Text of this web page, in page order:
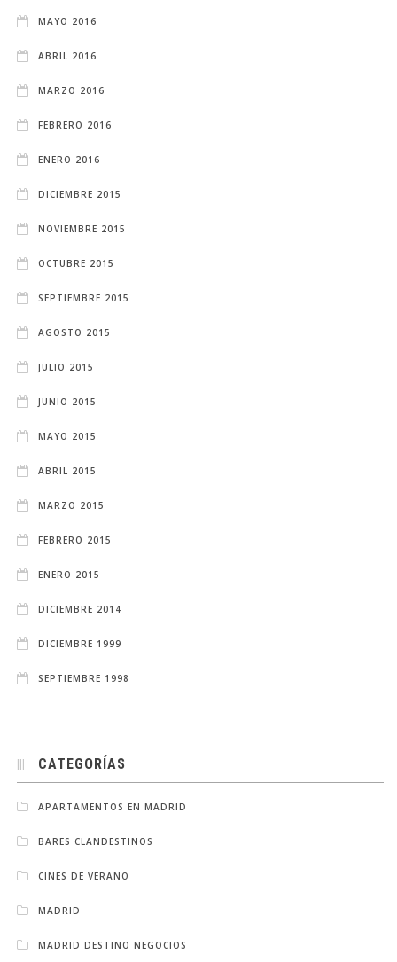
MAYO 2016
ABRIL 2016
MARZO 2016
FEBRERO 2016
ENERO 2016
DICIEMBRE 2015
NOVIEMBRE 2015
OCTUBRE 2015
SEPTIEMBRE 2015
AGOSTO 2015
JULIO 2015
JUNIO 2015
MAYO 2015
ABRIL 2015
MARZO 2015
FEBRERO 2015
ENERO 2015
DICIEMBRE 2014
DICIEMBRE 1999
SEPTIEMBRE 1998
CATEGORÍAS
APARTAMENTOS EN MADRID
BARES CLANDESTINOS
CINES DE VERANO
MADRID
MADRID DESTINO NEGOCIOS